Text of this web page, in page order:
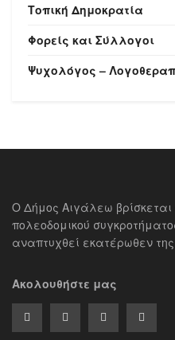
Τοπική Δημοκρατία
Φορείς και Σύλλογοι
Ψυχολόγος –
Ο Δήμος Αιγάλεω βρίσκεται
πολεοδομικού
αναπτυχθεί εκατέρωθεν
Ακολουθήστε μας